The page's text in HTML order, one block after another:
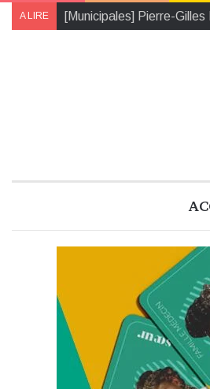
A LIRE Agenda de la semaine à